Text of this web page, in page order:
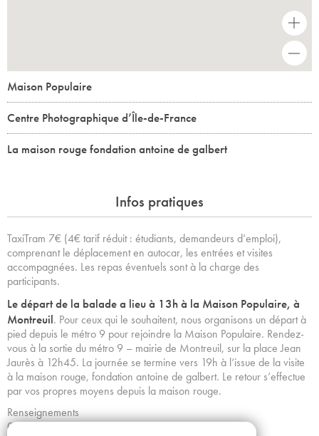
-
Maison Populaire
Centre Photographique d’Île-de-France
La maison rouge fondation antoine de galbert
Infos pratiques
TaxiTram 7€ (4€ tarif réduit : étudiants, demandeurs d’emploi),
comprenant le déplacement en autocar, les entrées et visites
accompagnées. Les repas éventuels sont à la charge des
participants.
Le départ de la balade a lieu à 13h à la Maison Populaire, à
Montreuil. Pour ceux qui le souhaitent, nous organisons un départ à
pied depuis le métro 9 pour rejoindre la Maison Populaire. Rendez-
vous à la sortie du métro 9 – mairie de Montreuil, sur la place Jean
Jaurès à 12h45. La journée se termine vers 19h à l’issue de la visite
à la maison rouge, fondation antoine de galbert. Le retour s’effectue
par vos propres moyens depuis la maison rouge.
Renseignements
01 53 34 64 43 / taxitram@tram-idf.fr